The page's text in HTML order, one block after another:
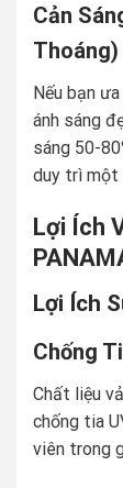
Cản
Thoáng)
Nếu bạn
ánh sáng
sáng 50-
duy trì một
Lợi Ích
Lợi Ích
Chống
Chất liệu
chống tia
viên trong